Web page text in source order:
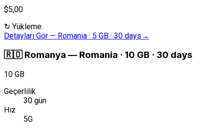
$5,00
↻ Yükleme
Detayları Gör — Romania · 5 GB · 30 days →
🇷🇴 Romanya — Romania · 10 GB · 30 days
10 GB
Geçerlilik
30 gün
Hız
5G